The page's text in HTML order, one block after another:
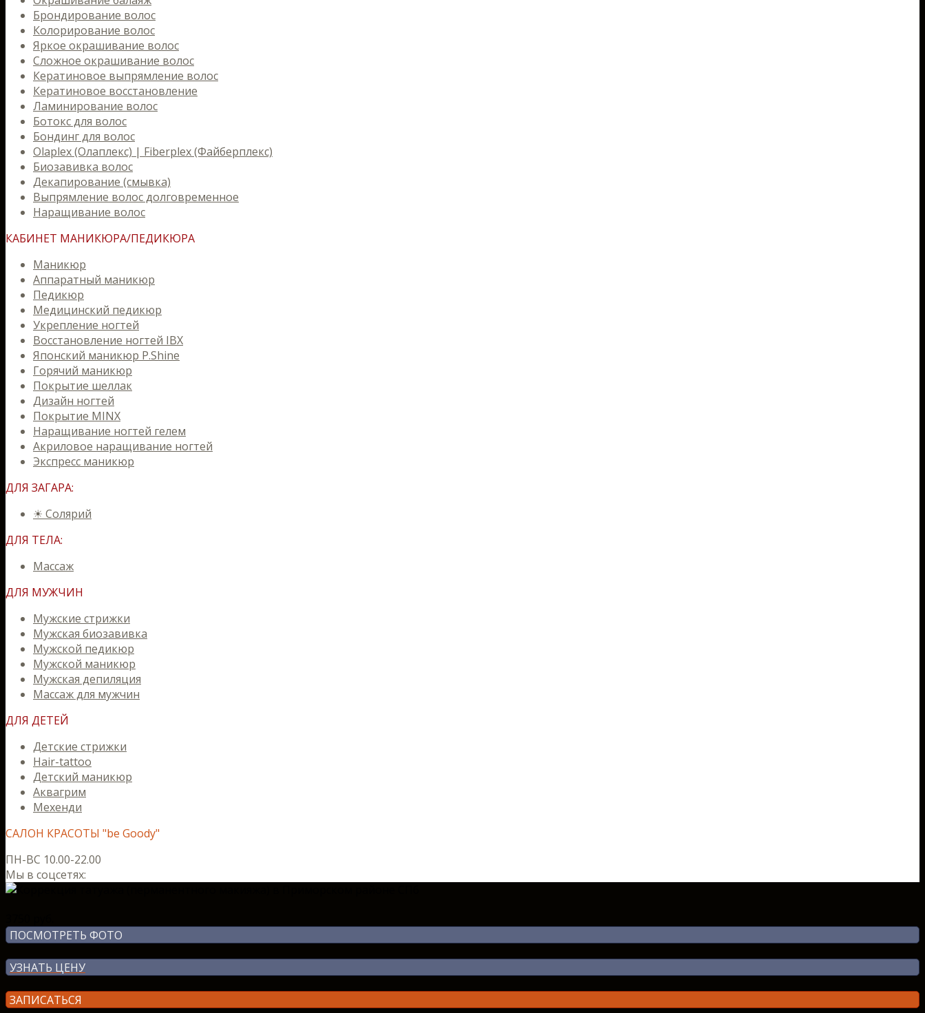
Брондирование волос
Колорирование волос
Яркое окрашивание волос
Сложное окрашивание волос
Кератиновое выпрямление волос
Кератиновое восстановление
Ламинирование волос
Ботокс для волос
Бондинг для волос
Olaplex (Олаплекс) | Fiberplex (Файберплекс)
Биозавивка волос
Декапирование (смывка)
Выпрямление волос долговременное
Наращивание волос
КАБИНЕТ МАНИКЮРА/ПЕДИКЮРА
Маникюр
Аппаратный маникюр
Педикюр
Медицинский педикюр
Укрепление ногтей
Восстановление ногтей IBX
Японский маникюр P.Shine
Горячий маникюр
Покрытие шеллак
Дизайн ногтей
Покрытие MINX
Наращивание ногтей гелем
Акриловое наращивание ногтей
Экспресс маникюр
ДЛЯ ЗАГАРА:
☀ Солярий
ДЛЯ ТЕЛА:
Массаж
ДЛЯ МУЖЧИН
Мужские стрижки
Мужская биозавивка
Мужской педикюр
Мужской маникюр
Мужская депиляция
Массаж для мужчин
ДЛЯ ДЕТЕЙ
Детские стрижки
Hair-tattoo
Детский маникюр
Аквагрим
Мехенди
САЛОН КРАСОТЫ "be Goody"
ПН-ВС 10.00-22.00
Мы в соцсетях:
ПОСМОТРЕТЬ ФОТО
УЗНАТЬ ЦЕНУ
ЗАПИСАТЬСЯ